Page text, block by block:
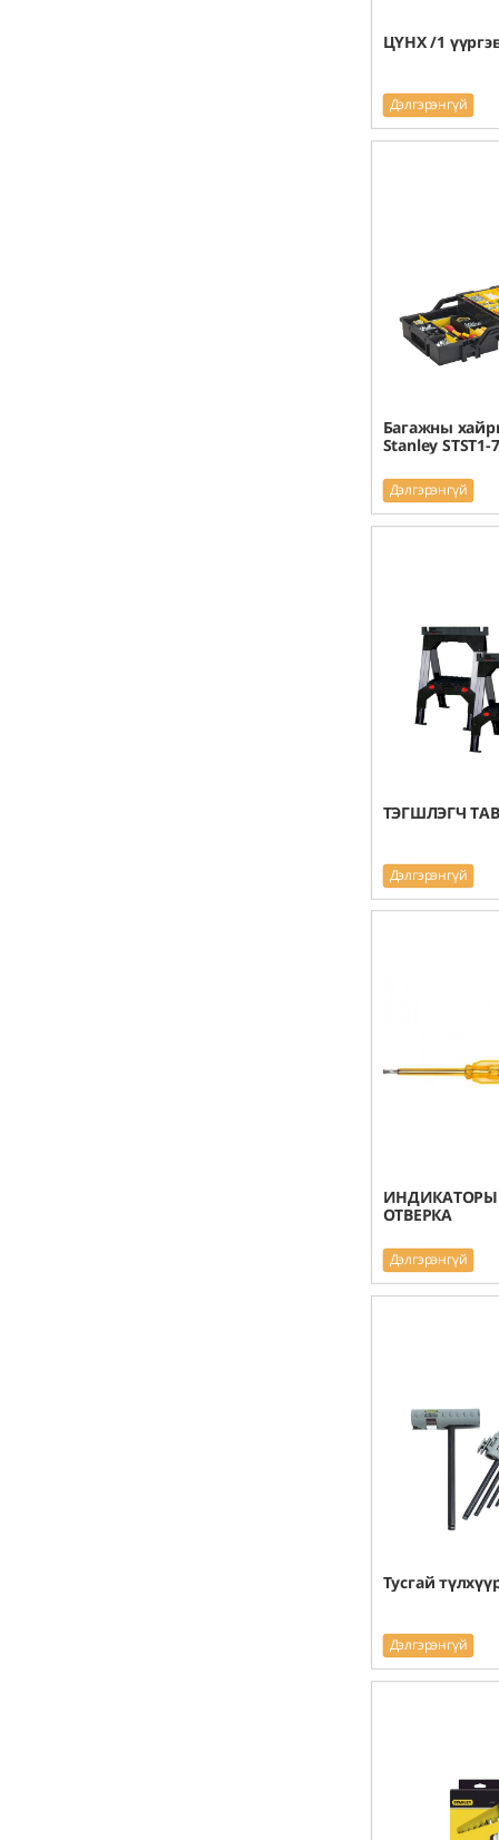
ЦҮНХ /1
Дэлгэрэнгүй
Багажны
Stanley STST1-
Дэлгэрэнгүй
ТЭГШЛЭГЧ
Дэлгэрэнгүй
ОТВЕРКА
Дэлгэрэнгүй
Тусгай
Дэлгэрэнгүй